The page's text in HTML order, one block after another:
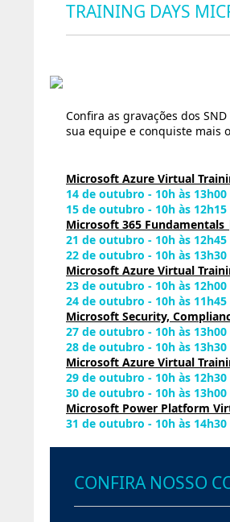
TRAINING DAYS
Confira as gravações dos
sua equipe e conquiste mais
Microsoft Azure Virtual
14 de outubro - 10h às 13h00
15 de outubro - 10h às 12h15
Microsoft 365 Fundamentals
21 de outubro - 10h às 12h45
22 de outubro - 10h às 13h30
Microsoft Azure Virtual
23 de outubro - 10h às 12h00
24 de outubro - 10h às 11h45
Microsoft Security,
27 de outubro - 10h às 13h00
28 de outubro - 10h às 13h30
Microsoft Azure Virtual
29 de outubro - 10h às 12h30
30 de outubro - 10h às 13h00
Microsoft Power Platform
31 de outubro - 10h às 14h30
CONFIRA NOSSO